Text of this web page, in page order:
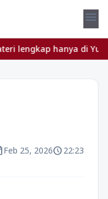
menu
hanya di
Feb 25, 2026schedule22:23